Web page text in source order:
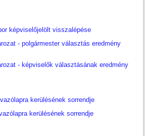
képviselőjelölt visszalépése
- polgármester választás eredmény
- képviselők választásának eredmény
kerülésének sorrendje
kerülésének sorrendje